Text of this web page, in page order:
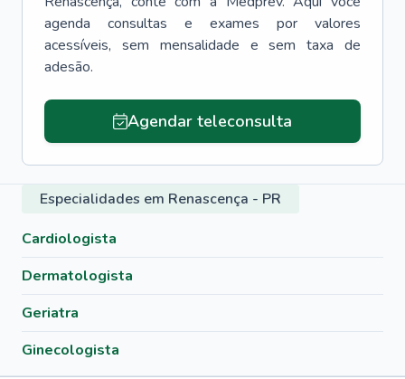
agenda consultas e exames por valores
acessíveis, sem mensalidade e sem taxa de
adesão.
Agendar teleconsulta
Especialidades em Renascença - PR
Cardiologista
Dermatologista
Geriatra
Ginecologista